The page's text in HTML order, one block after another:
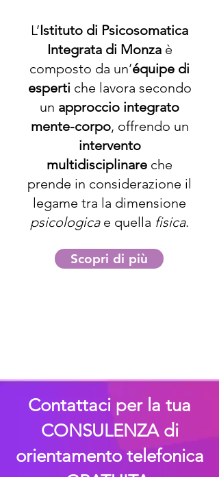
L’Istituto di Psicosomatica
Integrata di Monzaè
composto da un’équipe di
esperti che lavora secondo
un approccio integrato
mente-corpo, offrendo un
intervento
multidisciplinare che
prende in considerazione il
legame tra la dimensione
psicologica e quella fisica.​
Scopri di più
Contattaci per la tua
CONSULENZA di
orientamento telefonica